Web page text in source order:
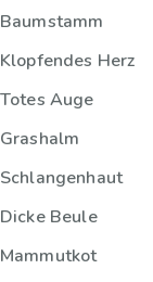
Baumstamm
Klopfendes Herz
Totes Auge
Grashalm
Schlangenhaut
Dicke Beule
Mammutkot